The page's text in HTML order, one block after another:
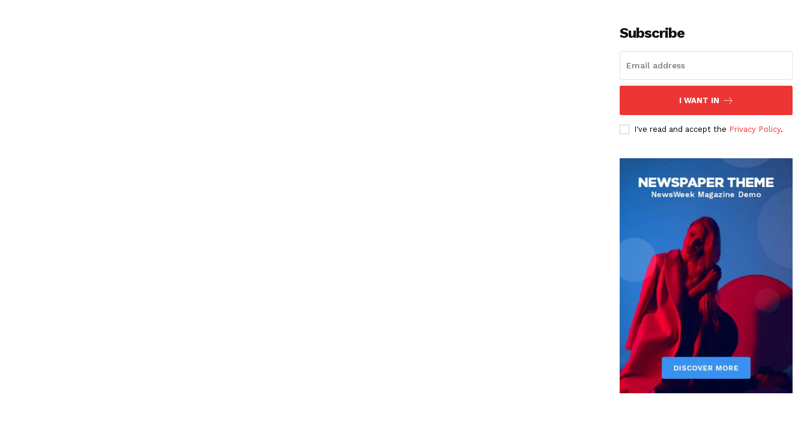
Subscribe
I WANT IN
I've read and accept the Privacy Policy.